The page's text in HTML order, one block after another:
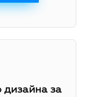
дизайна за